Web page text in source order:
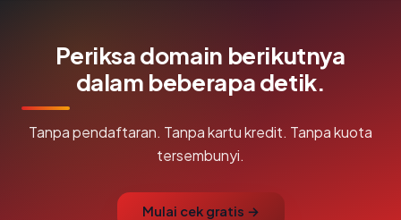
Periksa domain berikutnya
dalam beberapa detik.
Tanpa pendaftaran. Tanpa kartu kredit. Tanpa kuota
tersembunyi.
Mulai cek gratis →